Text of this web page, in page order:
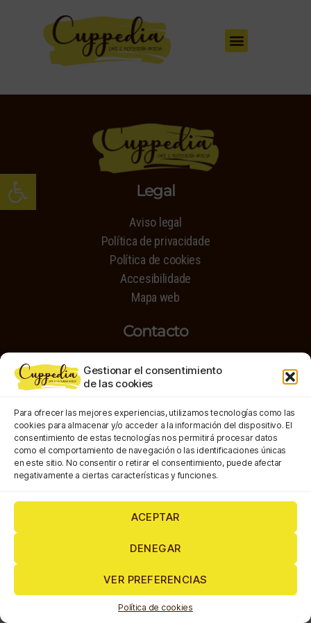
Abrir barra de herramientas
Gestionar el consentimiento
de las cookies
Para ofrecer las mejores experiencias, utilizamos tecnologías como las
cookies para almacenar y/o acceder a la información del dispositivo. El
consentimiento de estas tecnologías nos permitirá procesar datos
como el comportamiento de navegación o las identificaciones únicas
en este sitio. No consentir o retirar el consentimiento, puede afectar
negativamente a ciertas características y funciones.
ACEPTAR
DENEGAR
VER PREFERENCIAS
Política de cookies
A nosa carta
Contacto
Legal
Aviso legal
Política de privacidade
Política de cookies
Accesibilidade
Mapa web
Contacto
María Colmeiro, 7 – Silleda
614514767
Copyright © 2026 |Hydra Marketing y Comunicación